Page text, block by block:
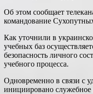
Об этом сообщает
командование
Как уточнили в
учебных баз
безопасность личного
учебного процесса.
Одновременно в связи с
инициировано служебное